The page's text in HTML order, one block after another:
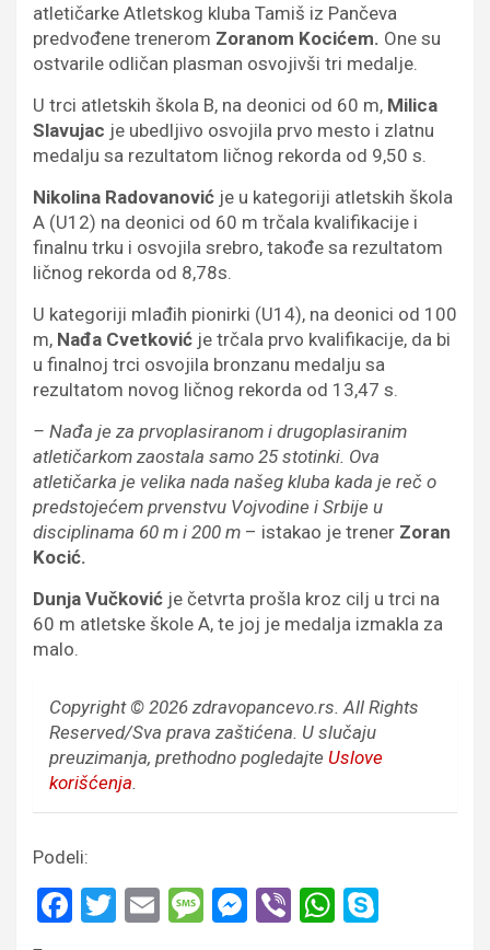
atletičarke Atletskog kluba Tamiš iz Pančeva
predvođene trenerom Zoranom Kocićem. One su
ostvarile odličan plasman osvojivši tri medalje.
U trci atletskih škola B, na deonici od 60 m, Milica
Slavujac je ubedljivo osvojila prvo mesto i zlatnu
medalju sa rezultatom ličnog rekorda od 9,50 s.
Nikolina Radovanović je u kategoriji atletskih škola
A (U12) na deonici od 60 m trčala kvalifikacije i
finalnu trku i osvojila srebro, takođe sa rezultatom
ličnog rekorda od 8,78s.
U kategoriji mlađih pionirki (U14), na deonici od 100
m, Nađa Cvetković je trčala prvo kvalifikacije, da bi
u finalnoj trci osvojila bronzanu medalju sa
rezultatom novog ličnog rekorda od 13,47 s.
– Nađa je za prvoplasiranom i drugoplasiranim
atletičarkom zaostala samo 25 stotinki. Ova
atletičarka je velika nada našeg kluba kada je reč o
predstojećem prvenstvu Vojvodine i Srbije u
disciplinama 60 m i 200 m – istakao je trener Zoran
Kocić.
Dunja Vučković je četvrta prošla kroz cilj u trci na
60 m atletske škole A, te joj je medalja izmakla za
malo.
Copyright © 2026 zdravopancevo.rs. All Rights
Reserved/Sva prava zaštićena. U slučaju
preuzimanja, prethodno pogledajte Uslove
korišćenja.
Podeli:
F
T
E
M M Vi W